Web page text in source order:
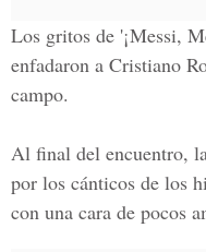
Los gritos de '¡Messi,
enfadaron a Cristiano
campo.
Al final del encuentro,
por los cánticos de los
con una cara de pocos